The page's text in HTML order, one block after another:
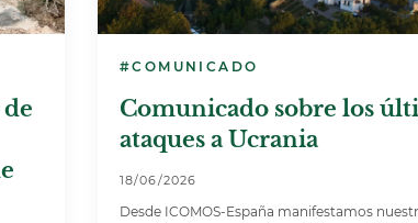
#COMUNICADO
Comunicado sobre los
ataques a Ucrania
18/06/2026
Desde ICOMOS-España manifestamos